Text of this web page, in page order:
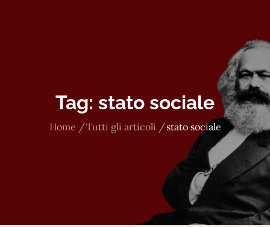
Tag: stato sociale
Home Tutti gli articoli stato sociale